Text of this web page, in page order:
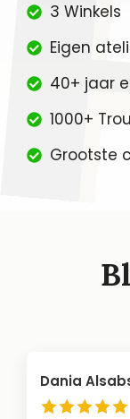
3 Winkels
Eigen
40+ jaar
1000+
Grootste
Dania